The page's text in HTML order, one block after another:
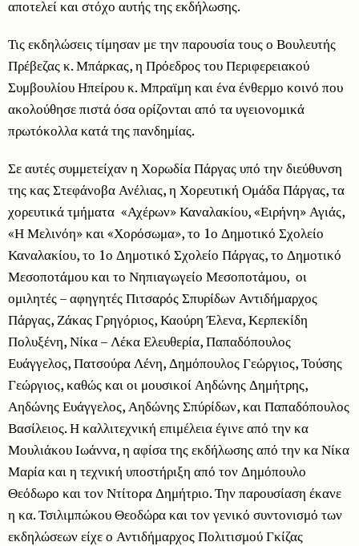
αποτελεί και στόχο αυτής της εκδήλωσης.
Τις εκδηλώσεις τίμησαν με την παρουσία τους ο Βουλευτής
Πρέβεζας κ. Μπάρκας, η Πρόεδρος του Περιφερειακού
Συμβουλίου Ηπείρου κ. Μπραϊμη και ένα ένθερμο κοινό που
ακολούθησε πιστά όσα ορίζονται από τα υγειονομικά
πρωτόκολλα κατά της πανδημίας.
Σε αυτές συμμετείχαν η Χορωδία Πάργας υπό την διεύθυνση
της κας Στεφάνοβα Ανέλιας, η Χορευτική Ομάδα Πάργας, τα
χορευτικά τμήματα «Αχέρων» Καναλακίου, «Ειρήνη» Αγιάς,
«Η Μελινόη» και «Χορόσωμα», το 1ο Δημοτικό Σχολείο
Καναλακίου, το 1ο Δημοτικό Σχολείο Πάργας, το Δημοτικό
Μεσοποτάμου και το Νηπιαγωγείο Μεσοποτάμου, οι
ομιλητές – αφηγητές Πιτσαρός Σπυρίδων Αντιδήμαρχος
Πάργας, Ζάκας Γρηγόριος, Καούρη Έλενα, Κερπεκίδη
Πολυξένη, Νίκα – Λέκα Ελευθερία, Παπαδόπουλος
Ευάγγελος, Πατσούρα Λένη, Δημόπουλος Γεώργιος, Τούσης
Γεώργιος, καθώς και οι μουσικοί Αηδώνης Δημήτρης,
Αηδώνης Ευάγγελος, Αηδώνης Σπύρίδων, και Παπαδόπουλος
Βασίλειος. Η καλλιτεχνική επιμέλεια έγινε από την κα
Μουλιάκου Ιωάννα, η αφίσα της εκδήλωσης από την κα Νίκα
Μαρία και η τεχνική υποστήριξη από τον Δημόπουλο
Θεόδωρο και τον Ντίτορα Δημήτριο. Την παρουσίαση έκανε
η κα. Τσιλιμπώκου Θεοδώρα και τον γενικό συντονισμό των
εκδηλώσεων είχε ο Αντιδήμαρχος Πολιτισμού Γκίζας